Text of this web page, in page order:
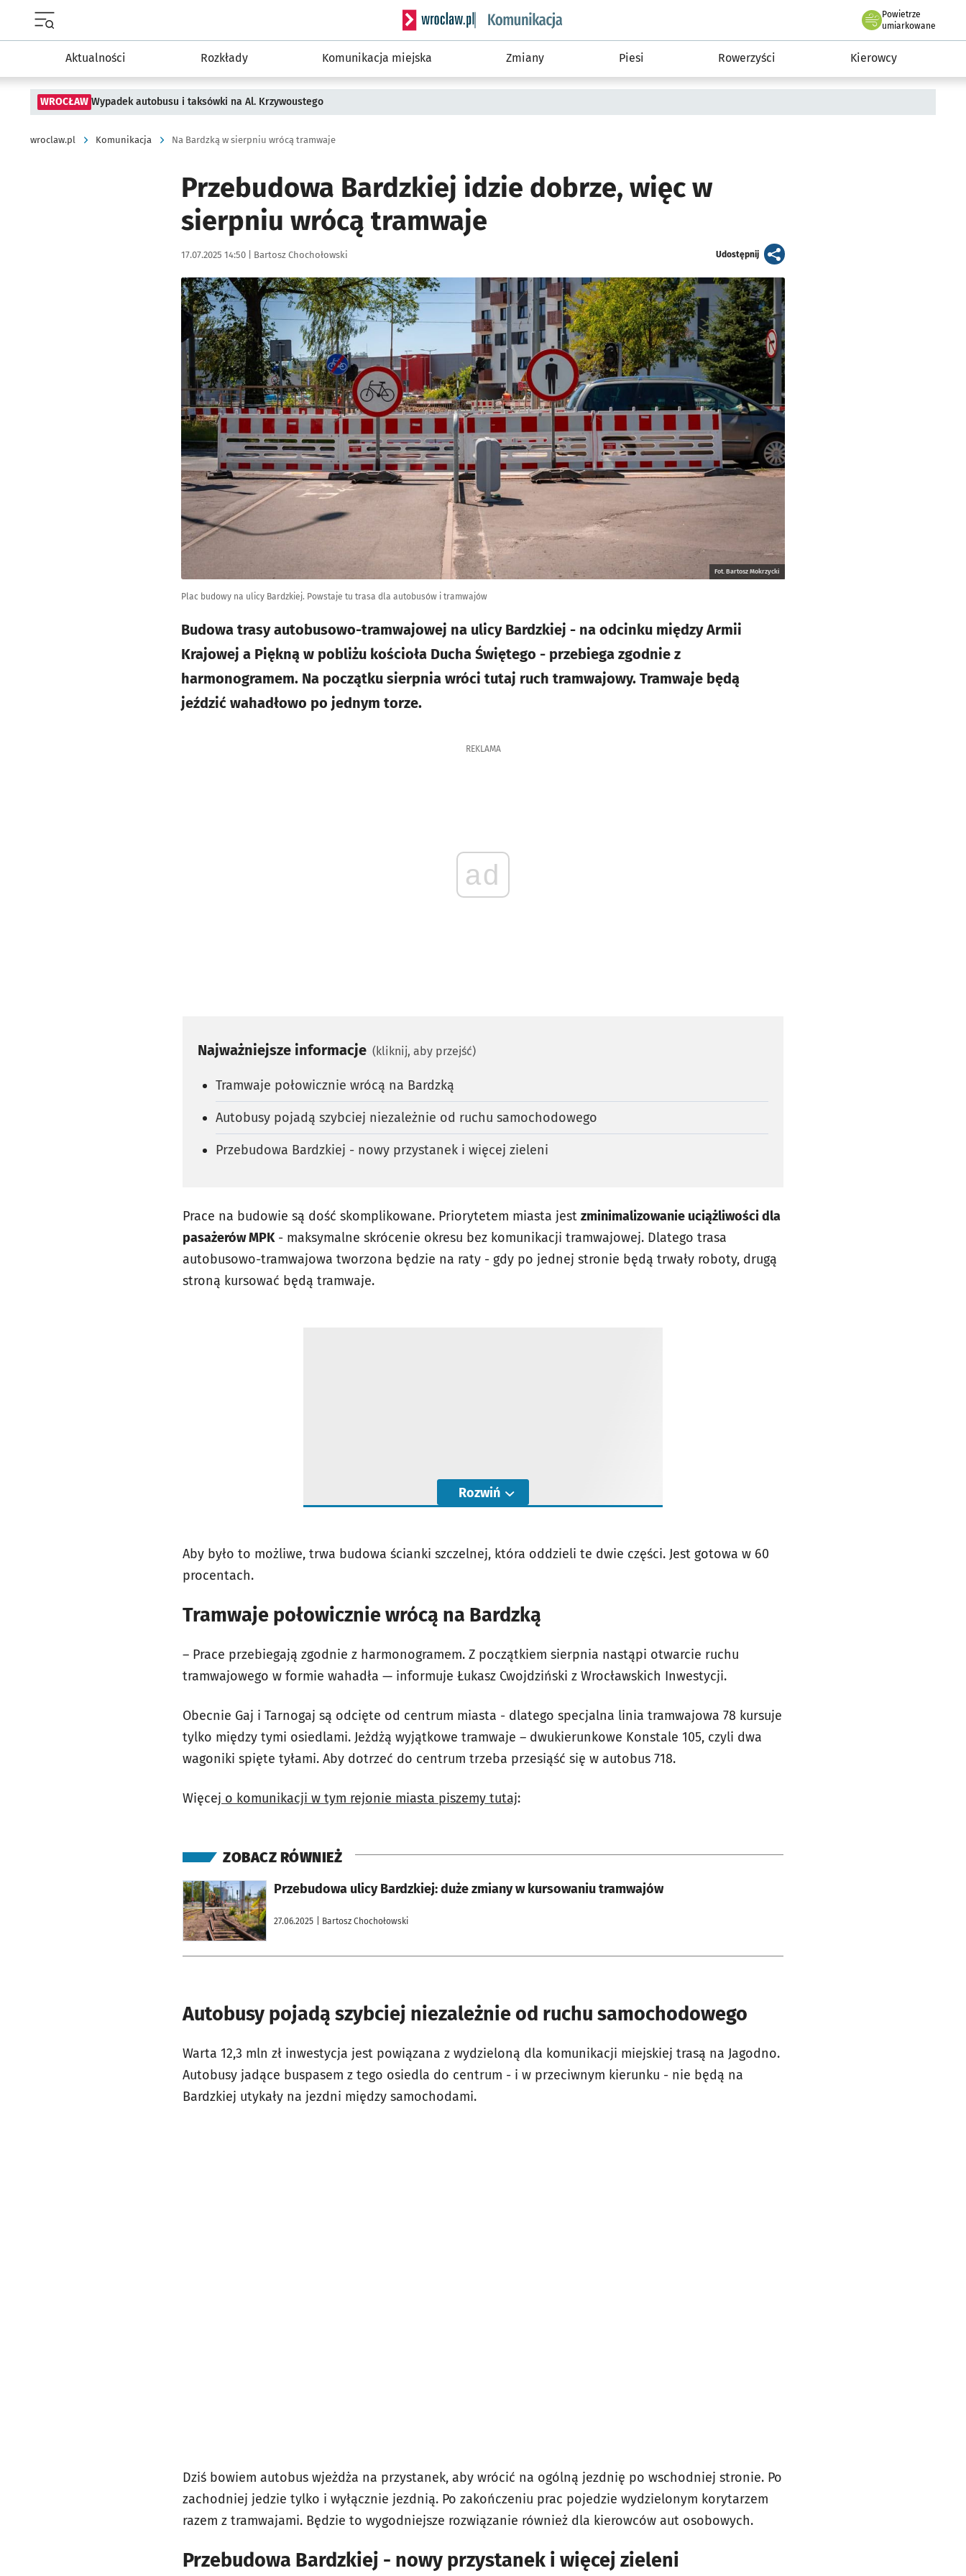
Serwis informacyjny wroclaw.pl podserwis: Komunikacja
Powietrze
we Wrocławiu
umiarkowane
Aktualności Rozkłady Komunikacja miejska Zmiany Piesi Rowerzyści Kierowcy
WROCŁAW Wypadek autobusu i taksówki na Al. Krzywoustego
wroclaw.pl Komunikacja Na Bardzką w sierpniu wrócą tramwaje
Przebudowa Bardzkiej idzie dobrze, więc w
sierpniu wrócą tramwaje
Data publikacji:
17.07.2025 14:50 | Autor:
Bartosz Chochołowski Udostępnijartykuł
Kliknij, aby powiększyć
Fot. Bartosz Mokrzycki
Plac budowy na ulicy Bardzkiej. Powstaje tu trasa dla autobusów i tramwajów
Budowa trasy autobusowo-tramwajowej na ulicy Bardzkiej - na odcinku między Armii
Krajowej a Piękną w pobliżu kościoła Ducha Świętego - przebiega zgodnie z
harmonogramem. Na początku sierpnia wróci tutaj ruch tramwajowy. Tramwaje będą
jeździć wahadłowo po jednym torze.
REKLAMA
ad
Najważniejsze informacje (kliknij, aby przejść)
Tramwaje połowicznie wrócą na Bardzką
Autobusy pojadą szybciej niezależnie od ruchu samochodowego
Przebudowa Bardzkiej - nowy przystanek i więcej zieleni
Prace na budowie są dość skomplikowane. Priorytetem miasta jest zminimalizowanie uciążliwości dla
pasażerów MPK- maksymalne skrócenie okresu bez komunikacji tramwajowej. Dlatego trasa
autobusowo-tramwajowa tworzona będzie na raty - gdy po jednej stronie będą trwały roboty, drugą
stroną kursować będą tramwaje.
Rozwiń
Aby było to możliwe, trwa budowa ścianki szczelnej, która oddzieli te dwie części. Jest gotowa w 60
procentach.
Tramwaje połowicznie wrócą na Bardzką
– Prace przebiegają zgodnie z harmonogramem. Z początkiem sierpnia nastąpi otwarcie ruchu
tramwajowego w formie wahadła — informuje Łukasz Cwojdziński z Wrocławskich Inwestycji.
Obecnie Gaj i Tarnogaj są odcięte od centrum miasta - dlatego specjalna linia tramwajowa 78 kursuje
tylko między tymi osiedlami. Jeżdżą wyjątkowe tramwaje – dwukierunkowe Konstale 105, czyli dwa
wagoniki spięte tyłami. Aby dotrzeć do centrum trzeba przesiąść się w autobus 718.
Więcej o komunikacji w tym rejonie miasta piszemy tutaj:
ZOBACZ RÓWNIEŻ
Przebudowa ulicy Bardzkiej: duże zmiany w kursowaniu tramwajów
27.06.2025 | Bartosz Chochołowski
otworzy się w nowej karcie
Autobusy pojadą szybciej niezależnie od ruchu samochodowego
Warta 12,3 mln zł inwestycja jest powiązana z wydzieloną dla komunikacji miejskiej trasą na Jagodno.
Autobusy jadące buspasem z tego osiedla do centrum - i w przeciwnym kierunku - nie będą na
Bardzkiej utykały na jezdni między samochodami.
Dziś bowiem autobus wjeżdża na przystanek, aby wrócić na ogólną jezdnię po wschodniej stronie. Po
zachodniej jedzie tylko i wyłącznie jezdnią. Po zakończeniu prac pojedzie wydzielonym korytarzem
razem z tramwajami. Będzie to wygodniejsze rozwiązanie również dla kierowców aut osobowych.
Przebudowa Bardzkiej - nowy przystanek i więcej zieleni